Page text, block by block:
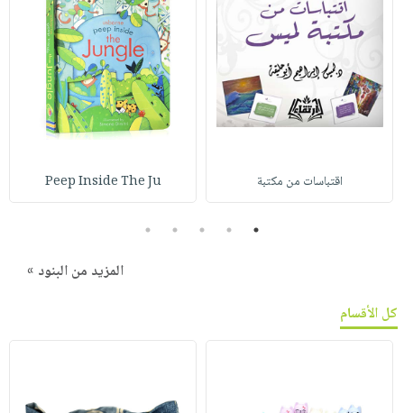
اقتباسات من مكتبة Peep Inside The Ju
1
2
3
4
5
المزيد من البنود »
كل الأقسام